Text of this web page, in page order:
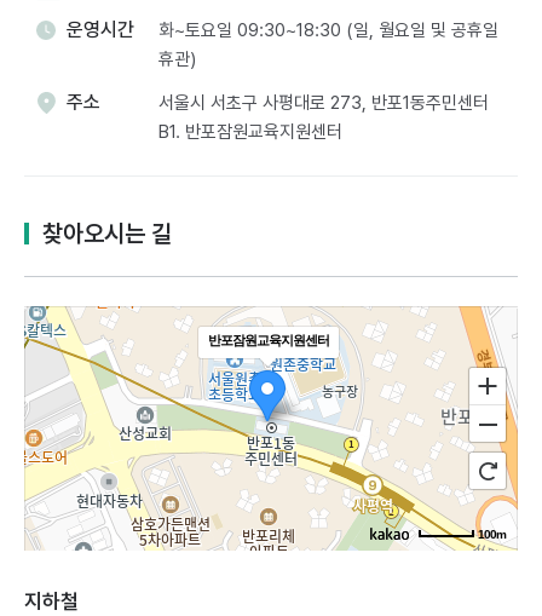
운영시간
화~토요일 09:30~18:30 (일, 월요일 및 공휴일
휴관)
주소
서울시 서초구 사평대로 273, 반포1동주민센터
B1. 반포잠원교육지원센터​
찾아오시는 길
반포잠원교육지원센터
100m
지하철